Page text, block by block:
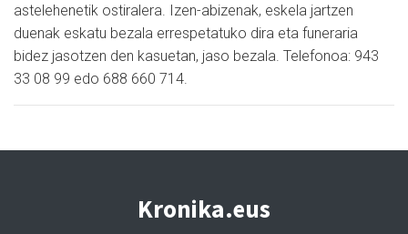
astelehenetik ostiralera. Izen-abizenak, eskela jartzen
duenak eskatu bezala errespetatuko dira eta funeraria
bidez jasotzen den kasuetan, jaso bezala. Telefonoa: 943
33 08 99 edo 688 660 714.
Kronika.eus